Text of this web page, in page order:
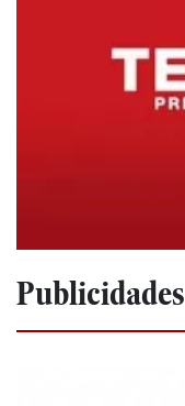
Publicidades